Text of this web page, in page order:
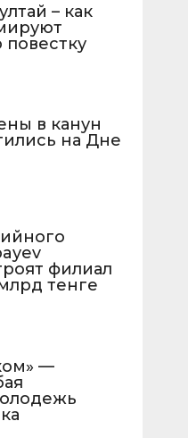
– как
повестку
в канун
на Дне
филиал
тенге
—